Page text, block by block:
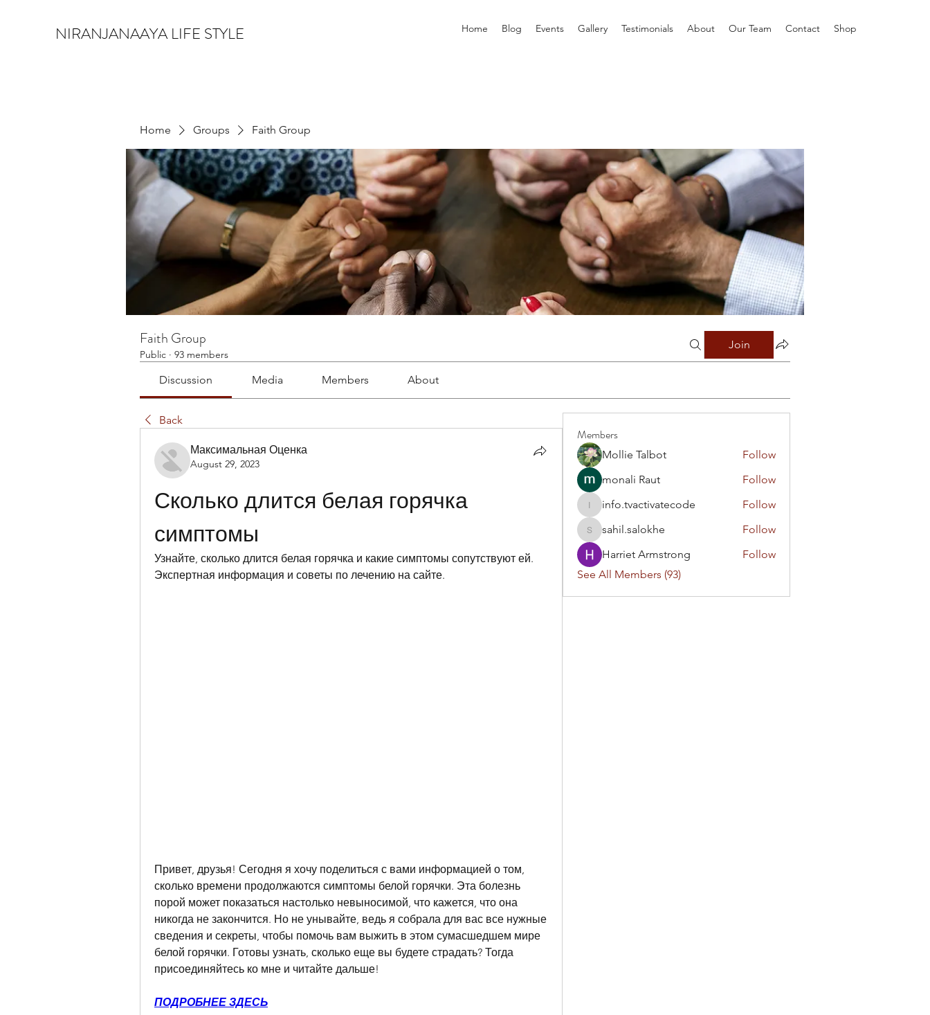
NIRANJANAAYA LIFE STYLE Home Blog Events Gallery Testimonials About Our Team Contact Shop
Home Groups Faith Group
Faith Group
Public · 93 members
Join
Discussion Media Members About
Back
Максимальная Оценка
August 29, 2023
Сколько длится белая горячка
симптомы
Узнайте, сколько длится белая горячка и какие симптомы сопутствуют ей.
Экспертная информация и советы по лечению на сайте.
Привет, друзья! Сегодня я хочу поделиться с вами информацией о том,
сколько времени продолжаются симптомы белой горячки. Эта болезнь
порой может показаться настолько невыносимой, что кажется, что она
никогда не закончится. Но не унывайте, ведь я собрала для вас все нужные
сведения и секреты, чтобы помочь вам выжить в этом сумасшедшем мире
белой горячки. Готовы узнать, сколько еще вы будете страдать? Тогда
присоединяйтесь ко мне и читайте дальше!
ПОДРОБНЕЕ ЗДЕСЬ
Members
Mollie Talbot
Follow
monali Raut
Follow
info.tvactivatecode
info.tvactivatecode Follow
sahil.salokhe
sahil.salokhe
Follow
Harriet Armstrong
Follow
See All Members (93)